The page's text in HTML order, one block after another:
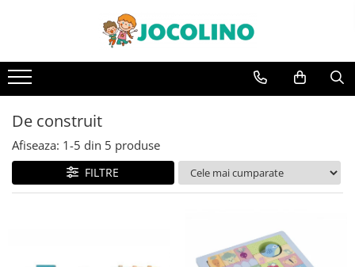
1 - 2 Ani
4 - 5 Ani
5 - 6 Ani
De construit
Afiseaza: 1-5 din 5 produse
FILTRE